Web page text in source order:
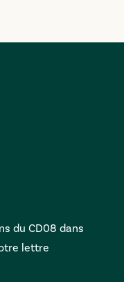
du CD08 dans
lettre